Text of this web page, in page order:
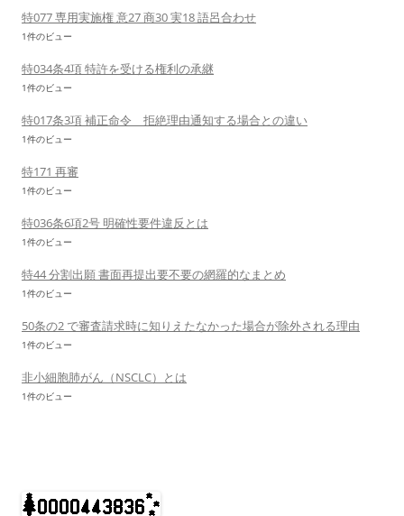
特077 専用実施権 意27 商30 実18 語呂合わせ
1件のビュー
特034条4項 特許を受ける権利の承継
1件のビュー
特017条3項 補正命令 拒絶理由通知する場合との違い
1件のビュー
特171 再審
1件のビュー
特036条6項2号 明確性要件違反とは
1件のビュー
特44 分割出願 書面再提出要不要の網羅的なまとめ
1件のビュー
50条の2 で審査請求時に知りえたなかった場合が除外される理由
1件のビュー
非小細胞肺がん（NSCLC）とは
1件のビュー